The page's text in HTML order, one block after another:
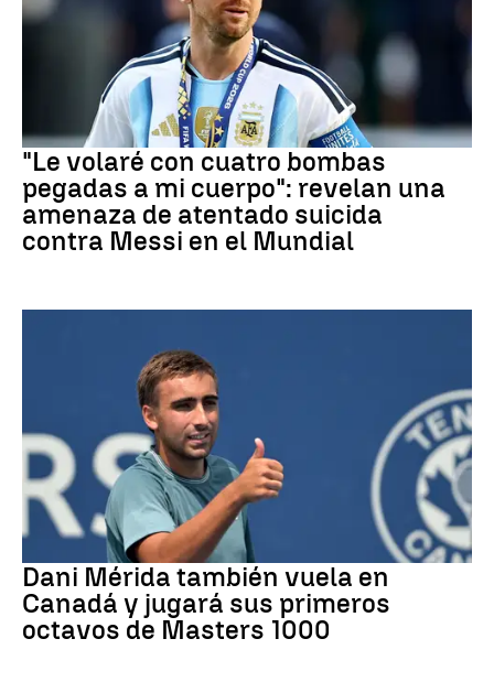
Mundial 2026
"Le volaré con cuatro bombas
pegadas a mi cuerpo": revelan una
amenaza de atentado suicida
contra Messi en el Mundial
Dani Mérida también vuela en
Canadá y jugará sus primeros
octavos de Masters 1000